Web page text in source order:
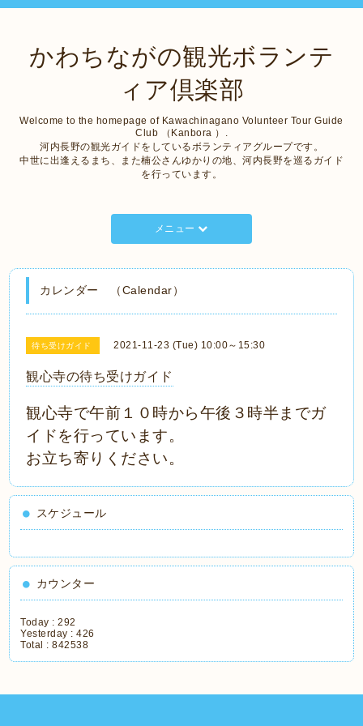
かわちながの観光ボランテ
ィア倶楽部
Welcome to the homepage of Kawachinagano Volunteer Tour Guide
Club （Kanbora ）.
河内長野の観光ガイドをしているボランティアグループです。
中世に出逢えるまち、また楠公さんゆかりの地、河内長野を巡るガイド
を行っています。
メニュー
カレンダー （Calendar）
待ち受けガイド 2021-11-23 (Tue) 10:00～15:30
観心寺の待ち受けガイド
観心寺で午前１０時から午後３時半までガ
イドを行っています。
お立ち寄りください。
スケジュール
カウンター
Today :292
Yesterday :426
Total :842538